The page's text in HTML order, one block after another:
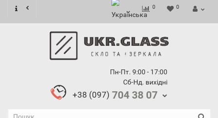
0 0
Пн-Пт. 9:00 - 17:00
Сб-Нд. вихідні
+38 (097) 704 38 07